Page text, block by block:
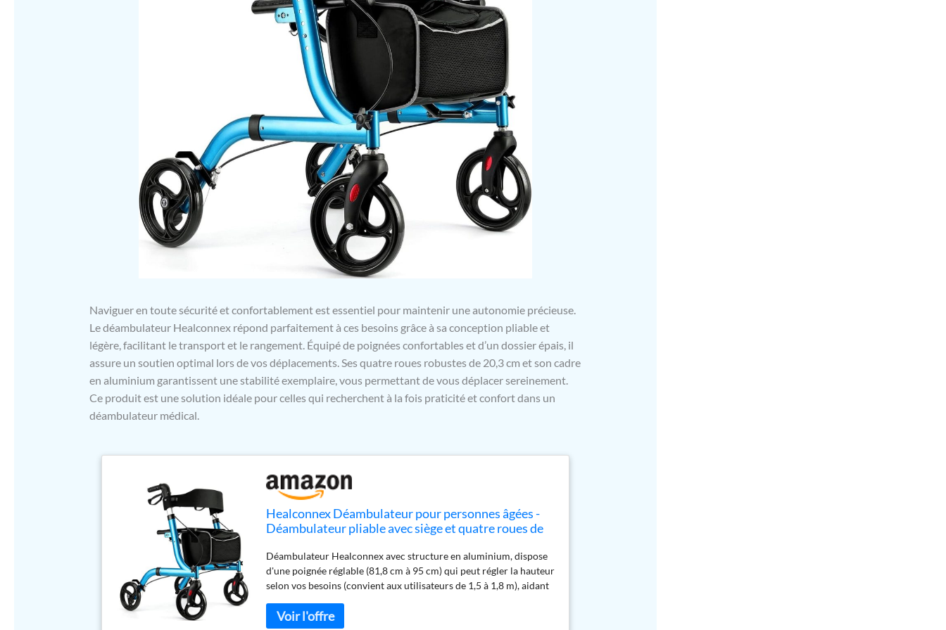
Naviguer en toute sécurité et confortablement est essentiel pour maintenir une autonomie précieuse.
Le déambulateur Healconnex répond parfaitement à ces besoins grâce à sa conception pliable et
légère, facilitant le transport et le rangement. Équipé de poignées confortables et d’un dossier épais, il
assure un soutien optimal lors de vos déplacements. Ses quatre roues robustes de 20,3 cm et son cadre
en aluminium garantissent une stabilité exemplaire, vous permettant de vous déplacer sereinement.
Ce produit est une solution idéale pour celles qui recherchent à la fois praticité et confort dans un
déambulateur médical.
Healconnex Déambulateur pour personnes âgées -
Déambulateur pliable avec siège et quatre roues de
confortables et dossier épais - Cadre en aluminium
léger
Déambulateur Healconnex avec structure en aluminium, dispose
d'une poignée réglable (81,8 cm à 95 cm) qui peut régler la hauteur
selon vos besoins (convient aux utilisateurs de 1,5 à 1,8 m), aidant
marcher plus facilement et en toute confiance, conçu avec un siège